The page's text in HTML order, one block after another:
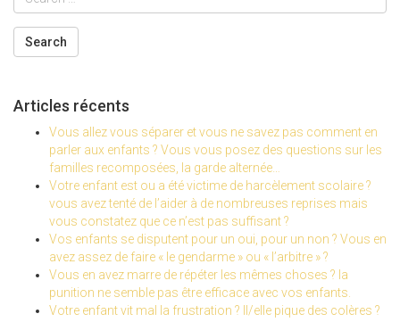
Articles récents
Vous allez vous séparer et vous ne savez pas comment en
parler aux enfants ? Vous vous posez des questions sur les
familles recomposées, la garde alternée…
Votre enfant est ou a été victime de harcèlement scolaire ?
vous avez tenté de l’aider à de nombreuses reprises mais
vous constatez que ce n’est pas suffisant ?
Vos enfants se disputent pour un oui, pour un non ? Vous en
avez assez de faire « le gendarme » ou « l’arbitre » ?
Vous en avez marre de répéter les mêmes choses ? la
punition ne semble pas être efficace avec vos enfants.
Votre enfant vit mal la frustration ? Il/elle pique des colères ?